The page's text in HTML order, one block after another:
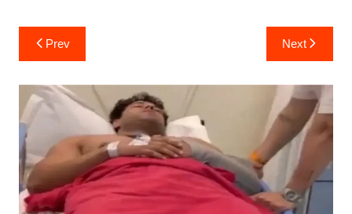
Post
navigation
Prev Next